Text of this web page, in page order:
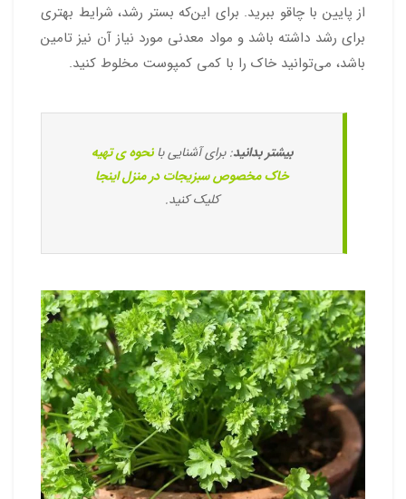
از پایین با چاقو ببرید. برای این‌که بستر رشد، شرایط بهتری
برای رشد داشته باشد و مواد معدنی مورد نیاز آن نیز تامین
باشد، می‌توانید خاک را با کمی کمپوست مخلوط کنید.
بیشتر بدانید: برای آشنایی بانحوه ی تهیه
خاک مخصوص سبزیجات در منزل اینجا
کلیک کنید.